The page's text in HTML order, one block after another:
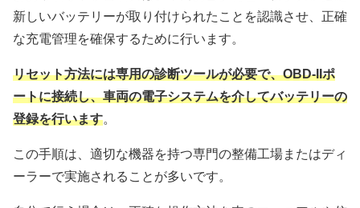
新しいバッテリーが取り付けられたことを認識させ、正確
な充電管理を確保するために行います。
リセット方法には専用の診断ツールが必要で、OBD-IIポ
ートに接続し、車両の電子システムを介してバッテリーの
登録を行います。
この手順は、適切な機器を持つ専門の整備工場またはディ
ーラーで実施されることが多いです。